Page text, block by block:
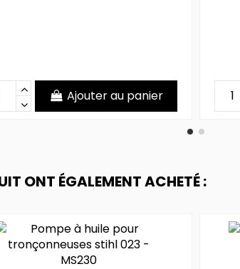
Ajouter au panier
ONT ÉGALEMENT ACHETÉ :